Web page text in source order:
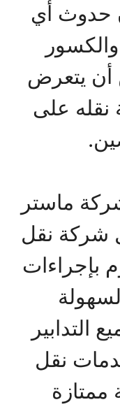
حدوث أي
أن يتعرض
نقله على
ماستر
شركة نقل
بإجراءات
التدابير
نقل